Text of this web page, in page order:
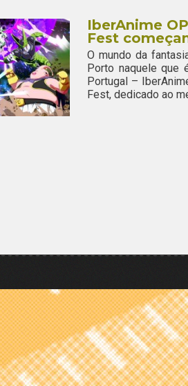
IberAnime
Fest
O mundo da
Porto naquele que
Portugal –
Fest, dedicado ao